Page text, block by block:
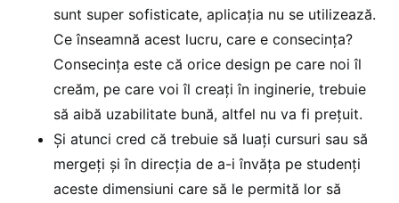
sunt super sofisticate, aplicația nu se utilizează.
Ce înseamnă acest lucru, care e consecința?
Consecința este că orice design pe care noi îl
creăm, pe care voi îl creați în inginerie, trebuie
să aibă uzabilitate bună, altfel nu va fi prețuit.
Și atunci cred că trebuie să luați cursuri sau să
mergeți și în direcția de a-i învăța pe studenți
aceste dimensiuni care să le permită lor să